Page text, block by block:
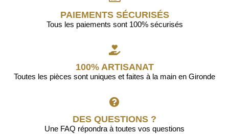
PAIEMENTS SÉCURISÉS
Tous les paiements sont 100% sécurisés
100% ARTISANAT
Toutes les pièces sont uniques et faites à la main en Gironde
DES QUESTIONS ?
Une FAQ répondra à toutes vos questions